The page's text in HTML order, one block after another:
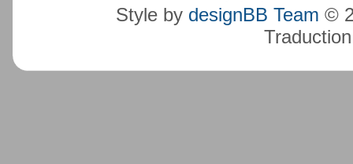
Style by designBB Team ©